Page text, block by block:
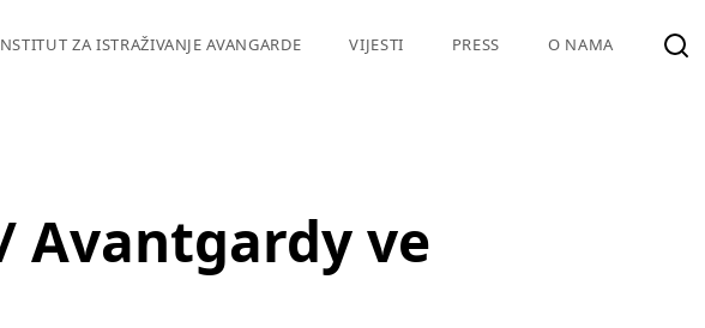
ZA ISTRAŽIVANJE AVANGARDE VIJESTI PRESS O NAMA
Avantgardy ve